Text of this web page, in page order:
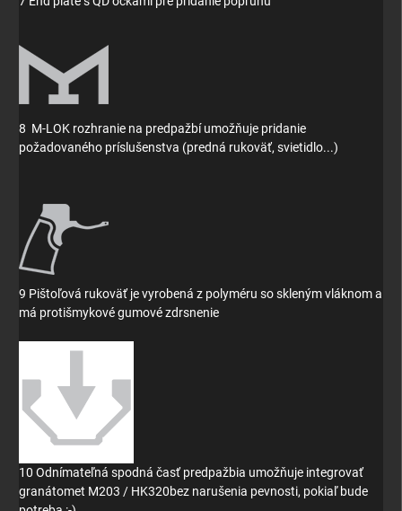
8 M-LOK rozhranie na predpažbí umožňuje pridanie
požadovaného príslušenstva (predná rukoväť, svietidlo...)
9 Pištoľová rukoväť je vyrobená z polyméru so skleným vláknom a
má protišmykové gumové zdrsnenie
10 Odnímateľná spodná časť predpažbia umožňuje integrovať
granátomet M203 / HK320bez narušenia pevnosti, pokiaľ bude